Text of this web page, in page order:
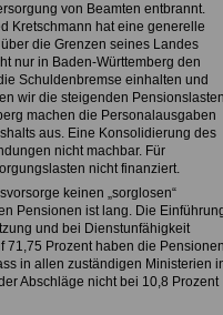
von Beamten entbrannt.
Kretschmann hat eine generelle
die Grenzen seines Landes
nur in Baden-Württemberg den
Schuldenbremse einhalten und
wir die steigenden Pensionslasten
machen die Personalausgaben
aus. Eine Konsolidierung des
nicht machbar. Für
nicht finanziert.
keinen „sorglosen“
Pensionen ist lang. Die
und bei Dienstunfähigkeit
71,75 Prozent haben die
in allen zuständigen Ministerien
Abschläge nicht bei 10,8 Prozent